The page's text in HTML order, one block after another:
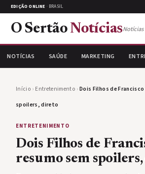
EDIÇÃO ONLINE · BRASIL
O Sertão Notícias
NOTÍCIAS SAÚDE MARKETING
Início › Entretenimento ›Dois Filhos de Francisco
spoilers, direto
ENTRETENIMENTO
Dois Filhos de
resumo sem